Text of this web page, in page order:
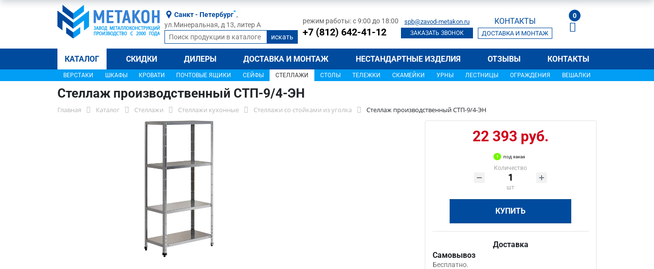
Санкт - Петербург ,
ул.Минеральная, д 13, литер А
режим работы: с 9:00 до 18:00
+7 (812) 642-41-12
spb@zavod-metakon.ru
ЗАКАЗАТЬ ЗВОНОК
КОНТАКТЫ
ДОСТАВКА И МОНТАЖ
0
КАТАЛОГ СКИДКИ ДИЛЕРЫ ДОСТАВКА И МОНТАЖ НЕСТАНДАРТНЫЕ ИЗДЕЛИЯ ОТЗЫВЫ КОНТАКТЫ
ВЕРСТАКИ ШКАФЫ КРОВАТИ ПОЧТОВЫЕ ЯЩИКИ СЕЙФЫ СТЕЛЛАЖИ СТОЛЫ ТЕЛЕЖКИ СКАМЕЙКИ УРНЫ ЛЕСТНИЦЫ ОГРАЖДЕНИЯ ВЕШАЛКИ
Стеллаж производственный СТП-9/4-ЭН
Главная Каталог Стеллажи Стеллажи кухонные Стеллажи со стойками из уголка Стеллаж производственный СТП-9/4-ЭН
22 393 руб.
под заказ
Количество
шт
КУПИТЬ
Доставка
Самовывоз
Бесплатно.